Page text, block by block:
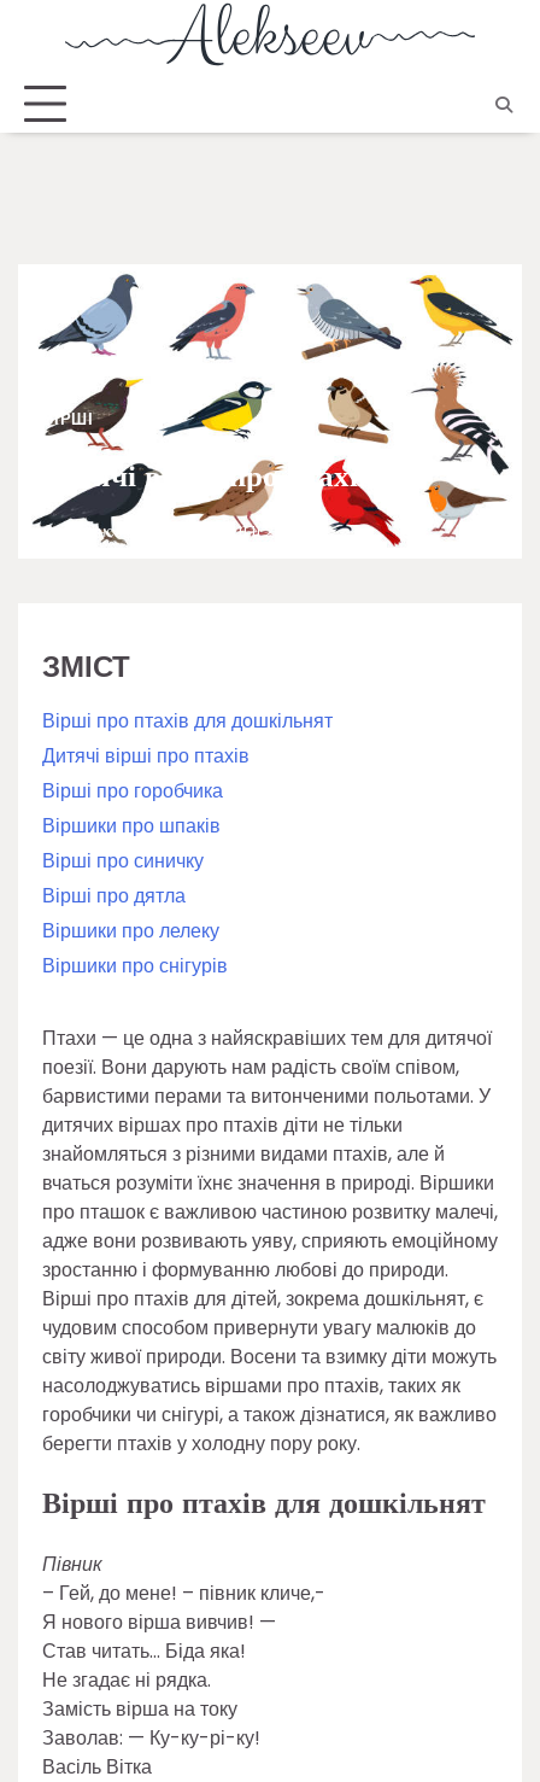
ВІРШІ
Дитячі вірші про птахів
Руденська Єлизавета 11.11.2024
ЗМІСТ
Вірші про птахів для дошкільнят
Дитячі вірші про птахів
Вірші про горобчика
Віршики про шпаків
Вірші про синичку
Вірші про дятла
Віршики про лелеку
Віршики про снігурів
Птахи — це одна з найяскравіших тем для дитячої
поезії. Вони дарують нам радість своїм співом,
барвистими перами та витонченими польотами. У
дитячих віршах про птахів діти не тільки
знайомляться з різними видами птахів, але й
вчаться розуміти їхнє значення в природі. Віршики
про пташок є важливою частиною розвитку малечі,
адже вони розвивають уяву, сприяють емоційному
зростанню і формуванню любові до природи.
Вірші про птахів для дітей, зокрема дошкільнят, є
чудовим способом привернути увагу малюків до
світу живої природи. Восени та взимку діти можуть
насолоджуватись віршами про птахів, таких як
горобчики чи снігурі, а також дізнатися, як важливо
берегти птахів у холодну пору року.
Вірші про птахів для дошкільнят
Півник
– Гей, до мене! – півник кличе,-
Я нового вірша вивчив! —
Став читать… Біда яка!
Не згадає ні рядка.
Замість вірша на току
Заволав: — Ку-ку-рі-ку!
Васіль Вітка